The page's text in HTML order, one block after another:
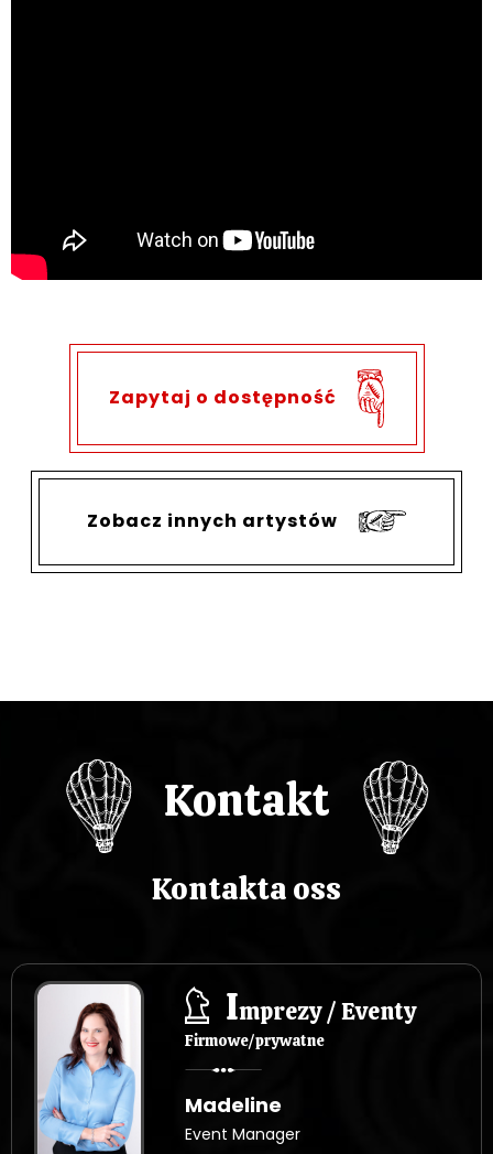
Zapytaj o dostępność
Zobacz innych artystów
Kontakt
Kontakta oss
Imprezy / Eventy
Firmowe/prywatne
Madeline
Event Manager